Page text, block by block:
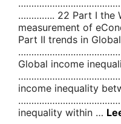
………….. 22 Part I the
measurement of
Part II trends in
Global income
income inequality
……………………………………
inequality within …